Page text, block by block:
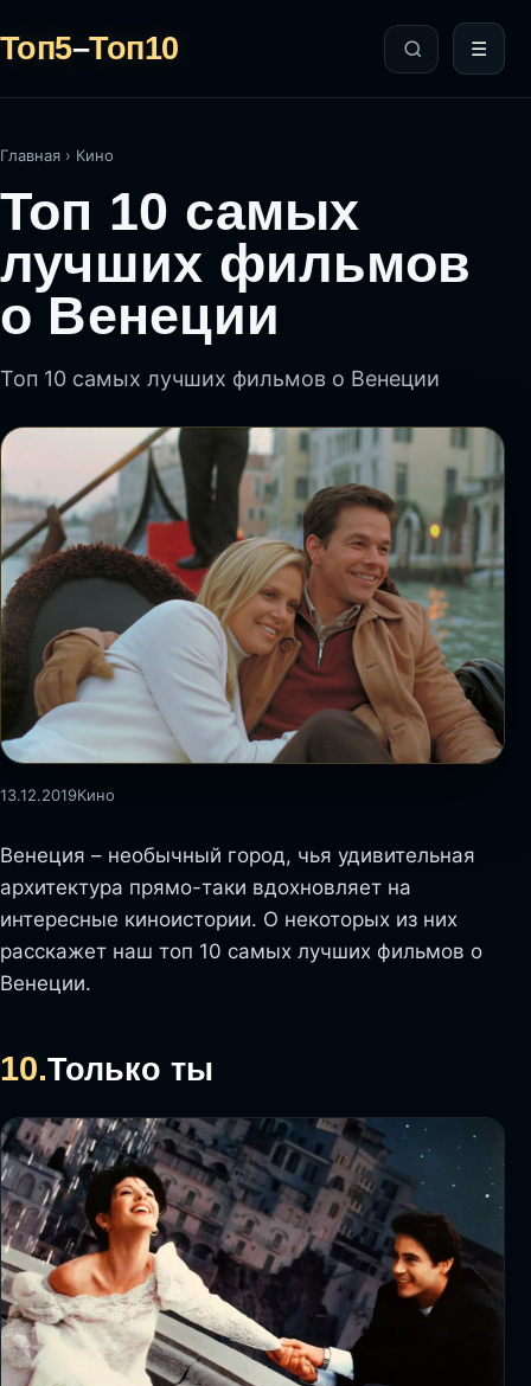
Топ5–Топ10 ☰
Главная › Кино
Топ 10 самых
лучших фильмов
о Венеции
Топ 10 самых лучших фильмов о Венеции
13.12.2019Кино
Венеция – необычный город, чья удивительная
архитектура прямо-таки вдохновляет на
интересные киноистории. О некоторых из них
расскажет наш топ 10 самых лучших фильмов о
Венеции.
10.Только ты